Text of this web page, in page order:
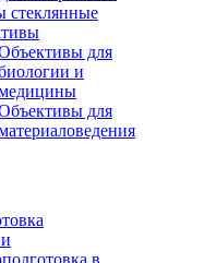
стеклянные
для
и
для
в